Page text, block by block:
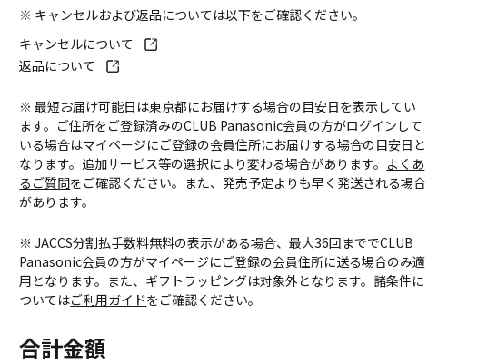
※ キャンセルおよび返品については以下をご確認ください。
キャンセルについて
返品について
※ 最短お届け可能日は東京都にお届けする場合の目安日を表示してい
ます。ご住所をご登録済みのCLUB Panasonic会員の方がログインして
いる場合はマイページにご登録の会員住所にお届けする場合の目安日と
なります。追加サービス等の選択により変わる場合があります。 よくあ
るご質問をご確認ください。また、発売予定よりも早く発送される場合
があります。
※ JACCS分割払手数料無料の表示がある場合、最大36回まででCLUB
Panasonic会員の方がマイページにご登録の会員住所に送る場合のみ適
用となります。また、ギフトラッピングは対象外となります。諸条件に
ついてはご利用ガイドをご確認ください。
合計金額